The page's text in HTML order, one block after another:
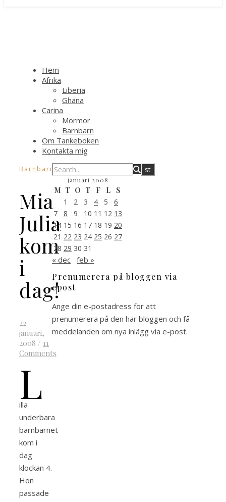
Hem
Afrika
Liberia
Ghana
Carina
Mormor
Barnbarn
Om Tankeboken
Kontakta mig
Barnbarn ,Mormor
Mia
Julia
kom
i
dag!
22
januari,
2008 / 11
Comments
L
illa
underbara
barnbarnet
kom i
dag
klockan 4.
Hon
passade
januari 2008
M T O T F L
S
1
2 3 4 5
6
7
8 9 10 11 12 13
14 15 16 17 18 19 20
21 22 23 24 25 26 27
28 29 30 31
« dec feb »
Prenumerera på bloggen via
epost
Ange din e-postadress för att
prenumerera på den här bloggen och få
meddelanden om nya inlägg via e-post.